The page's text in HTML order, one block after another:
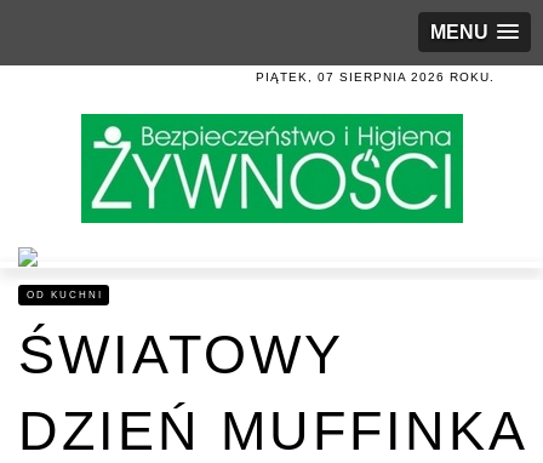
MENU
PIĄTEK, 07 SIERPNIA 2026 ROKU.
OD KUCHNI
ŚWIATOWY
DZIEŃ MUFFINKA